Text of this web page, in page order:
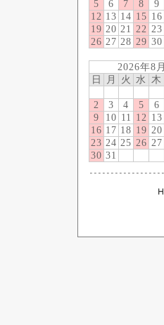
5
6 7 8 9
12 13 14 15 16
19 20 21 22 23
26 27 28 29 30
2026年8月
日
月 火 水 木
2
3 4 5 6
9
10 11 12 13
16 17 18 19 20
23 24 25 26 27
30 31